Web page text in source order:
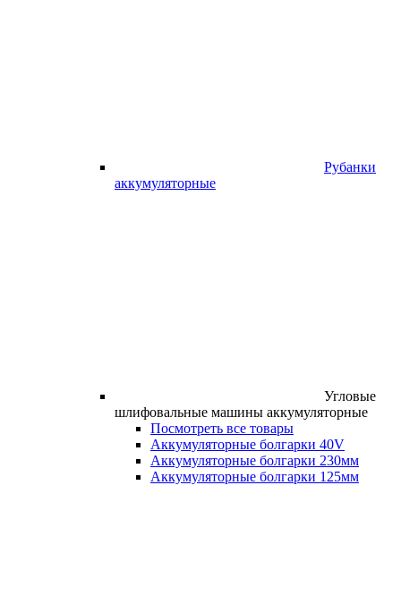
Рубанки
аккумуляторные
Угловые
шлифовальные машины аккумуляторные
Посмотреть все товары
Аккумуляторные болгарки 40V
Аккумуляторные болгарки 230мм
Аккумуляторные болгарки 125мм